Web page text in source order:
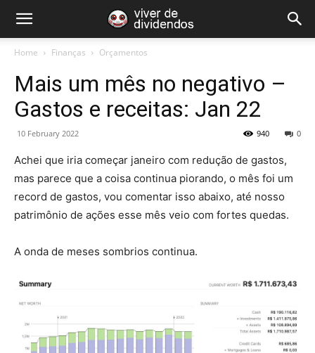
Home Finanças Orçamentos
Mais um mês no negativo –
Gastos e receitas: Jan 22
10 February 2022 0
940
Achei que iria começar janeiro com redução de gastos,
mas parece que a coisa continua piorando, o mês foi um
record de gastos, vou comentar isso abaixo, até nosso
patrimônio de ações esse mês veio com fortes quedas.
A onda de meses sombrios continua.